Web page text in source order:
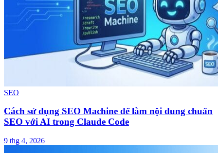
SEO
Cách sử dụng SEO Machine để làm nội dung chuẩn
SEO với AI trong Claude Code
9 thg 4, 2026